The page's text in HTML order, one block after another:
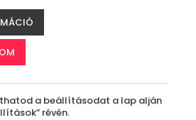
a beállításodat a lap alján
révén.